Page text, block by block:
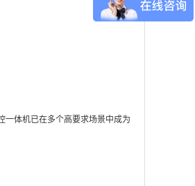
体机已在多个高要求场景中成为